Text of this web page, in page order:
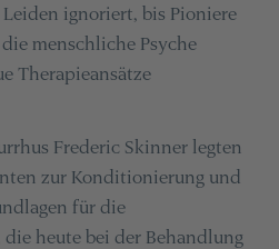
ignoriert, bis Pioniere
menschliche Psyche
Therapieansätze
Frederic Skinner legten
zur Konditionierung und
für die
heute bei der Behandlung